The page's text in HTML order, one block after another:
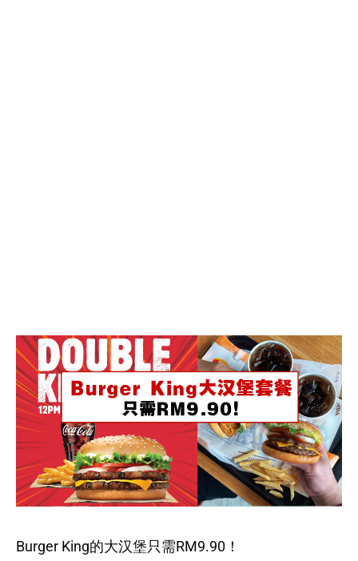
Burger King的大汉堡只需RM9.90！